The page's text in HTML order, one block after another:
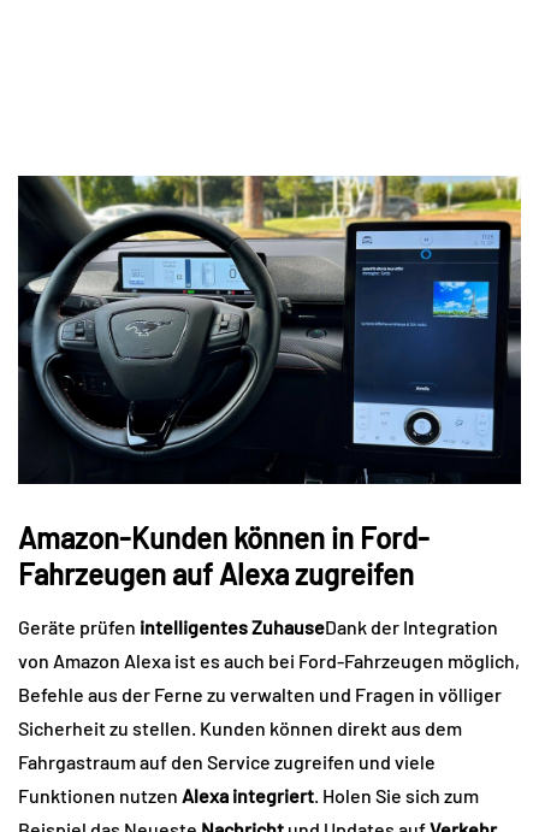
Amazon-Kunden können in Ford-
Fahrzeugen auf Alexa zugreifen
Geräte prüfen intelligentes ZuhauseDank der Integration
von Amazon Alexa ist es auch bei Ford-Fahrzeugen möglich,
Befehle aus der Ferne zu verwalten und Fragen in völliger
Sicherheit zu stellen. Kunden können direkt aus dem
Fahrgastraum auf den Service zugreifen und viele
Funktionen nutzen Alexa integriert. Holen Sie sich zum